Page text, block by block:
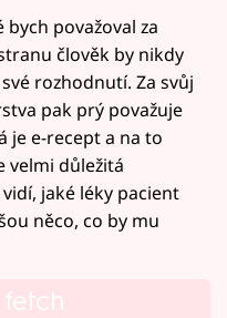
považoval za
člověk by nikdy
rozhodnutí. Za svůj
pak prý považuje
je e-recept a na to
velmi důležitá
jaké léky pacient
něco, co by mu